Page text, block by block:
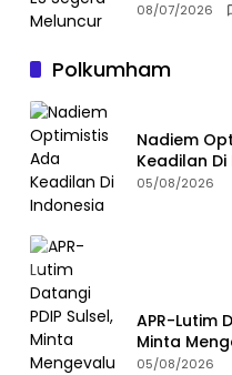
08/07/2026
Polkumham
Nadiem
Keadilan
05/08/2026
APR-Lutim
Minta
DPRD Luwu
05/08/2026